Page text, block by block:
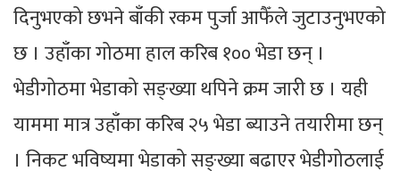
दिनुभएको छभने बाँकी रकम पुर्जा आफैँले जुटाउनुभएको
छ । उहाँका गोठमा हाल करिब १०० भेडा छन् ।
भेडीगोठमा भेडाको सङ्ख्या थपिने क्रम जारी छ । यही
याममा मात्र उहाँका करिब २५ भेडा ब्याउने तयारीमा छन्
। निकट भविष्यमा भेडाको सङ्ख्या बढाएर भेडीगोठलाई